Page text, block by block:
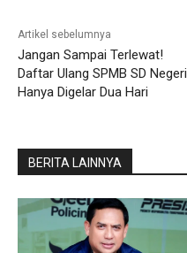
Artikel sebelumnya
Jangan Sampai Terlewat!
Daftar Ulang SPMB SD Negeri
Hanya Digelar Dua Hari
BERITA LAINNYA